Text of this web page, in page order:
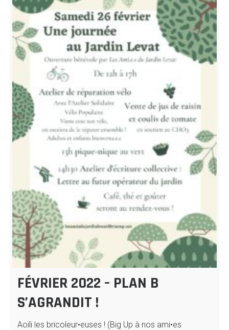
FÉVRIER 2022 – PLAN B
S’AGRANDIT !
Aoïli les bricoleur•euses ! (Big Up à nos ami•es